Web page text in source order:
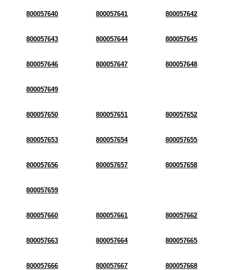
800057640 800057641 800057642
800057643 800057644 800057645
800057646 800057647 800057648
800057649
800057650 800057651 800057652
800057653 800057654 800057655
800057656 800057657 800057658
800057659
800057660 800057661 800057662
800057663 800057664 800057665
800057666 800057667 800057668